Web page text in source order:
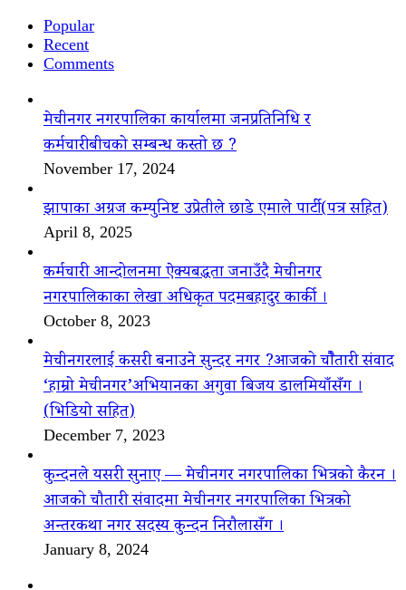
Popular
Recent
Comments
मेचीनगर नगरपालिका कार्यालमा जनप्रतिनिधि र
कर्मचारीबीचको सम्बन्ध कस्तो छ ?
November 17, 2024
झापाका अग्रज कम्युनिष्ट उप्रेतीले छाडे एमाले पार्टी(पत्र सहित)
April 8, 2025
कर्मचारी आन्दोलनमा ऐक्यबद्धता जनाउँदै मेचीनगर
नगरपालिकाका लेखा अधिकृत पदमबहादुर कार्की ।
October 8, 2023
मेचीनगरलाई कसरी बनाउने सुन्दर नगर ?आजको चौैतारी संवाद
‘हाम्रो मेचीनगर’अभियानका अगुवा बिजय डालमियाँसँग ।
(भिडियो सहित)
December 7, 2023
कुन्दनले यसरी सुनाए — मेचीनगर नगरपालिका भित्रको कैरन ।
आजको चौतारी संवादमा मेचीनगर नगरपालिका भित्रको
अन्तरकथा नगर सदस्य कुन्दन निरौलासँग ।
January 8, 2024